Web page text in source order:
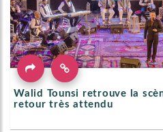
Walid Tounsi retrouve la
retour très attendu